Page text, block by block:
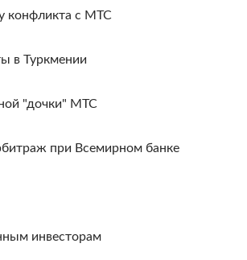
конфликта с МТС
в Туркмении
"дочки" МТС
при Всемирном банке
инвесторам